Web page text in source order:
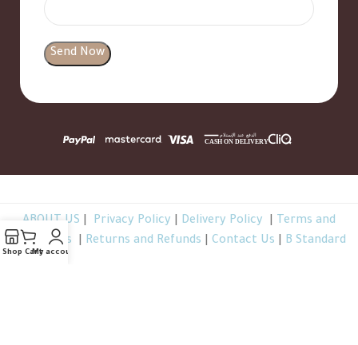
ABOUT US Privacy Policy Delivery Policy
Terms and
Conditions
Returns and Refunds Contact Us B Standard
Shop Cart
My account